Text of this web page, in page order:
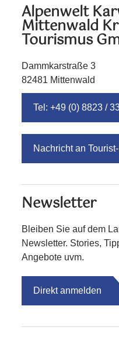
Alpenwelt
Mittenwald
Tourismus
Dammkarstraße 3
82481 Mittenwald
Tel: +49 (0) 8823 /
Nachricht an
Newsletter
Bleiben Sie auf dem
Newsletter. Stories,
Angebote uvm.
Direkt anmelden